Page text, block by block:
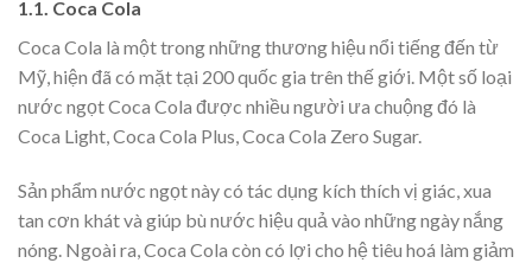
1.1. Coca Cola
Coca Cola là một trong những thương hiệu nổi tiếng đến từ
Mỹ, hiện đã có mặt tại 200 quốc gia trên thế giới. Một số loại
nước ngọtCoca Cola được nhiều người ưa chuộng đó là
Coca Light, Coca Cola Plus, Coca Cola Zero Sugar.
Sản phẩm nước ngọt này có tác dụng kích thích vị giác, xua
tan cơn khát và giúp bù nước hiệu quả vào những ngày nắng
nóng. Ngoài ra, Coca Cola còn có lợi cho hệ tiêu hoá làm giảm